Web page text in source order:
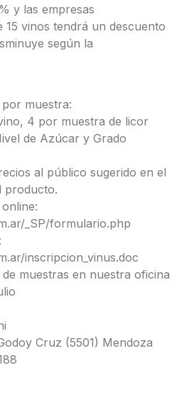
y las empresas
15 vinos tendrá un descuento
según la
muestra:
4 por muestra de licor
de Azúcar y Grado
al público sugerido en el
producto.
_SP/formulario.php
inscripcion_vinus.doc
muestras en nuestra oficina
Cruz (5501) Mendoza